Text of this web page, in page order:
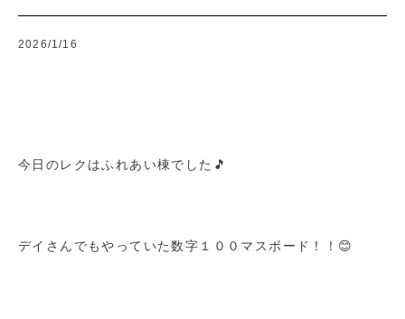
2026/1/16
今日のレクはふれあい棟でした🎵
デイさんでもやっていた数字１００マスボード！！😊